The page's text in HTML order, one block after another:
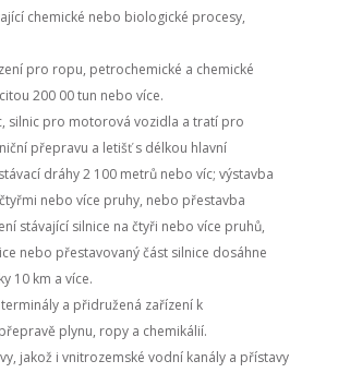
chemické nebo biologické procesy,
pro ropu, petrochemické a chemické
200 00 tun nebo více.
silnic pro motorová vozidla a tratí pro
přepravu a letišť s délkou hlavní
dráhy 2 100 metrů nebo víc; výstavba
nebo více pruhy, nebo přestavba
stávající silnice na čtyři nebo více pruhů,
nebo přestavovaný část silnice dosáhne
10 km a více.
a přidružená zařízení k
plynu, ropy a chemikálií.
jakož i vnitrozemské vodní kanály a přístavy